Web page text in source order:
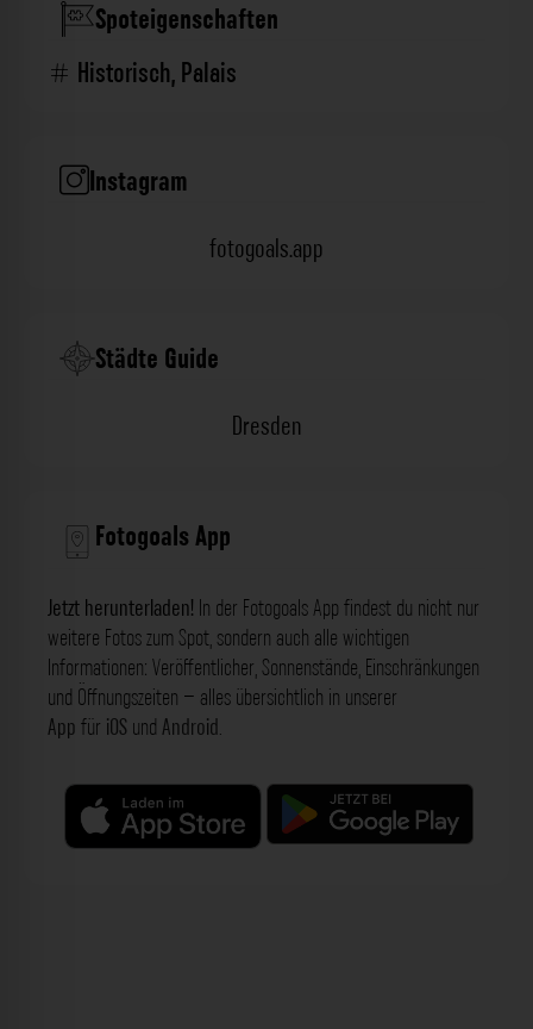
Spoteigenschaften
Historisch,Palais
Instagram
fotogoals.app
Städte Guide
Dresden
Fotogoals App
Jetzt herunterladen! In der Fotogoals App findest du nicht nur
weitere Fotos zum Spot, sondern auch alle wichtigen
Informationen: Veröffentlicher, Sonnenstände, Einschränkungen
und Öffnungszeiten – alles übersichtlich in unserer
App für iOS und Android.